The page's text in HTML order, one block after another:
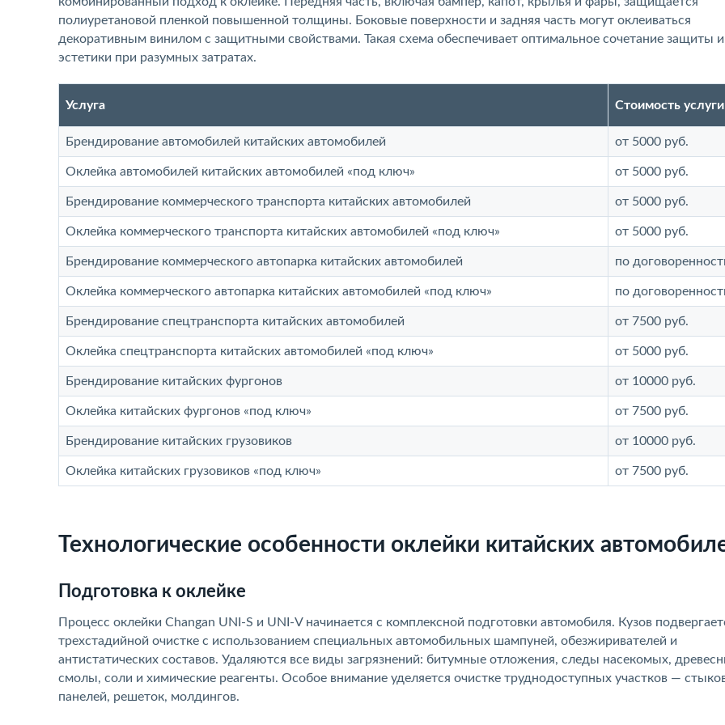
полиуретановой пленкой повышенной толщины. Боковые поверхности и задняя часть могут оклеиваться
декоративным винилом с защитными свойствами. Такая схема обеспечивает оптимальное сочетание защиты и
эстетики при разумных затратах.
Услуга Стоимость услуги
Брендирование автомобилей китайских автомобилей от 5000 руб.
Оклейка автомобилей китайских автомобилей «под ключ» от 5000 руб.
Брендирование коммерческого транспорта китайских автомобилей от 5000 руб.
Оклейка коммерческого транспорта китайских автомобилей «под ключ» от 5000 руб.
Брендирование коммерческого автопарка китайских автомобилей по
Оклейка коммерческого автопарка китайских автомобилей «под ключ» по
Брендирование спецтранспорта китайских автомобилей от 7500 руб.
Оклейка спецтранспорта китайских автомобилей «под ключ» от 5000 руб.
Брендирование китайских фургонов от 10000 руб.
Оклейка китайских фургонов «под ключ» от 7500 руб.
Брендирование китайских грузовиков от 10000 руб.
Оклейка китайских грузовиков «под ключ» от 7500 руб.
Технологические особенности оклейки китайских
Подготовка к оклейке
Процесс оклейки Changan UNI-S и UNI-V начинается с комплексной подготовки автомобиля. Кузов
трехстадийной очистке с использованием специальных автомобильных шампуней, обезжиривателей и
антистатических составов. Удаляются все виды загрязнений: битумные отложения, следы насекомых,
смолы, соли и химические реагенты. Особое внимание уделяется очистке труднодоступных участков —
панелей, решеток, молдингов.